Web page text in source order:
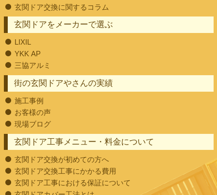
街の玄関ドアやさんの実績
施工事例
お客様の声
現場ブログ
玄関ドア交換に関するコラム
玄関ドア工事メニュー・料金について
玄関ドア交換が初めての方へ
玄関ドア交換工事にかかる費用
玄関ドア工事における保証について
玄関ドアをメーカーで選ぶ
LIXIL
YKK AP
三協アルミ